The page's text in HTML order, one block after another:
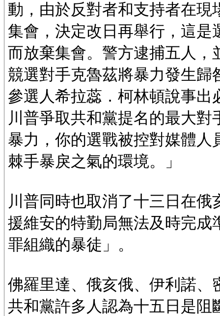
動，由於反對者和支持者在
集會，決定改日再舉行，這
而放棄集會。警方逮捕五人
競選對手克魯茲將暴力發生
參選人希拉蕊．柯林頓說事出
川普爭取共和黨提名的最大
暴力，你的選戰被控對媒體
棘手暴戾之氣的環境。」
川普同時也取消了十三日在
援維安的特勤局無法及時完
罪組織的暴徒」。
佛羅里達、俄亥俄、伊利諾
共和黨許多人認為十五日是